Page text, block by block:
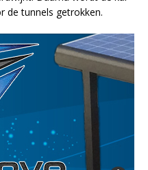
de tunnels getrokken.